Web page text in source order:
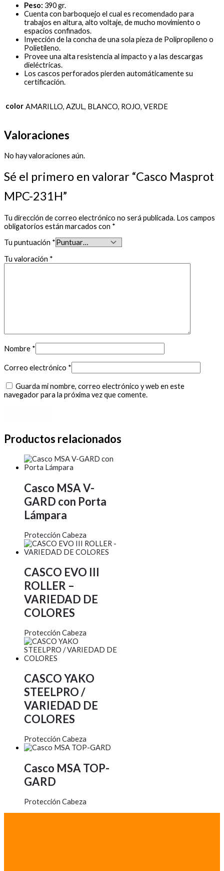
Peso: 390 gr.
Cuenta con barboquejo el cual es recomendado para
trabajos en altura, alto voltaje, de mucho movimiento o
espacios confinados.
Inyección de la concha de una sola pieza de Polipropileno o
Polietileno.
Provee una alta resistencia al impacto y a las descargas
dieléctricas.
Los cascos perforados pierden automáticamente su
certificación.
color AMARILLO, AZUL, BLANCO, ROJO, VERDE
Valoraciones
No hay valoraciones aún.
Sé el primero en valorar “Casco Masprot
MPC-231H”
Tu dirección de correo electrónico no será publicada. Los campos
obligatorios están marcados con *
Tu puntuación *
Tu valoración *
Nombre *
Correo electrónico *
Guarda mi nombre, correo electrónico y web en este
navegador para la próxima vez que comente.
Productos relacionados
Casco MSA V-
GARD con Porta
Lámpara
Protección Cabeza
CASCO EVO III
ROLLER –
VARIEDAD DE
COLORES
Protección Cabeza
CASCO YAKO
STEELPRO /
VARIEDAD DE
COLORES
Protección Cabeza
Casco MSA TOP-
GARD
Protección Cabeza